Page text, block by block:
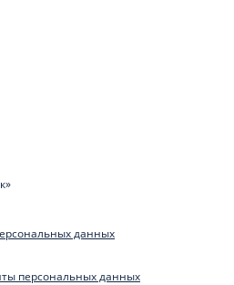
данных
персональных данных